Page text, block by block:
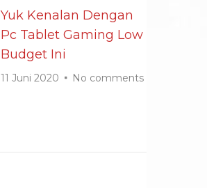
Yuk Kenalan Dengan
Pc Tablet Gaming Low
Budget Ini
11 Juni 2020 No comments